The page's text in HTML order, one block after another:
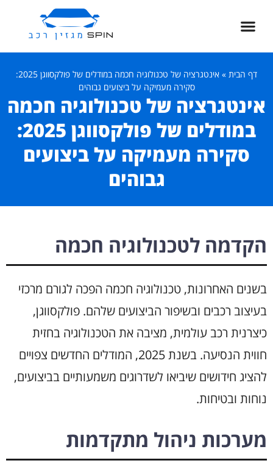
דף הבית »
אינטגרציה של טכנולוגיה חכמה במודלים של פולקסווגן 2025:
סקירה מעמיקה על ביצועים גבוהים
אינטגרציה של טכנולוגיה חכמה
במודלים של פולקסווגן 2025:
סקירה מעמיקה על ביצועים
גבוהים
הקדמה לטכנולוגיה חכמה
בשנים האחרונות, טכנולוגיה חכמה הפכה לגורם מרכזי
בעיצוב רכבים ובשיפור הביצועים שלהם. פולקסווגן,
כיצרנית רכב עולמית, מציבה את הטכנולוגיה בחזית
חווית הנסיעה. בשנת 2025, המודלים החדשים צפויים
להציג חידושים שיביאו לשדרוגים משמעותיים בביצועים,
נוחות ובטיחות.
מערכות ניהול מתקדמות